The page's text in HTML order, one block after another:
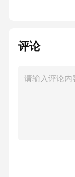
的，乙方应承
议，双方应
六、其他条
日起生效。
评论